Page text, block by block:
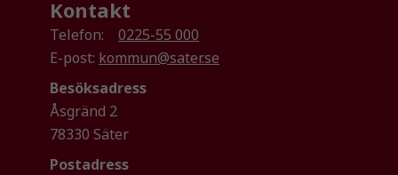
Kontakt
Telefon:
0225-55 000
E-post: kommun@sater.se
Besöksadress
Åsgränd 2
78330 Säter
Postadress